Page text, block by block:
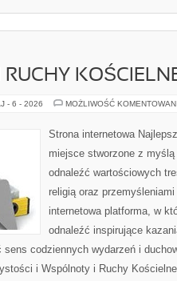
- 6 - 2026 MOŻLIWOŚĆ
Strona internetowa
miejsce stworzone z
odnaleźć wartościowych
religią oraz
internetowa platforma, w
odnaleźć inspirujące
sens codziennych wydarzeń i
i Wspólnoty i Ruchy